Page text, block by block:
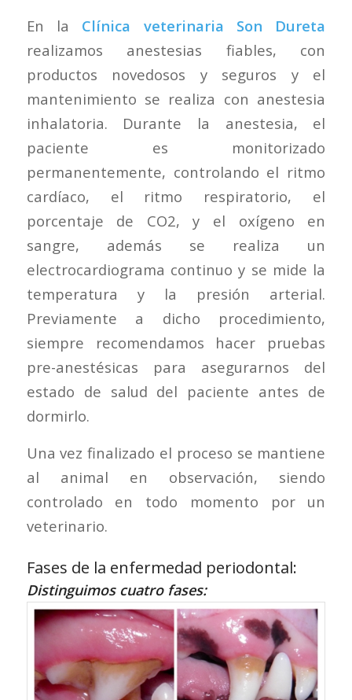
En la Clínica veterinaria Son Dureta
realizamos anestesias fiables, con
productos novedosos y seguros y el
mantenimiento se realiza con anestesia
inhalatoria. Durante la anestesia, el
paciente es monitorizado
permanentemente, controlando el ritmo
cardíaco, el ritmo respiratorio, el
porcentaje de CO2, y el oxígeno en
sangre, además se realiza un
electrocardiograma continuo y se mide la
temperatura y la presión arterial.
Previamente a dicho procedimiento,
siempre recomendamos hacer pruebas
pre-anestésicas para asegurarnos del
estado de salud del paciente antes de
dormirlo.
Una vez finalizado el proceso se mantiene
al animal en observación, siendo
controlado en todo momento por un
veterinario.
Fases de la enfermedad periodontal:
Distinguimos cuatro fases: